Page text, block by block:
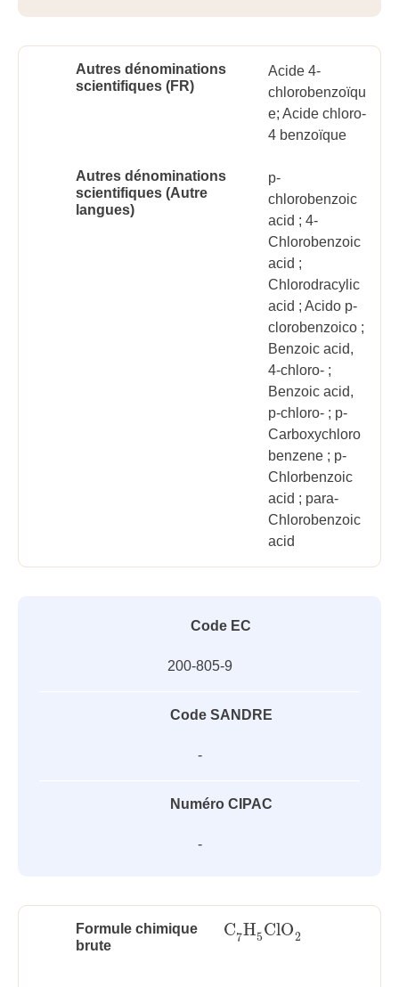
Autres dénominations
scientifiques (FR)
Acide 4-
chlorobenzoïqu
e; Acide chloro-
4 benzoïque
Autres dénominations
scientifiques (Autre
langues)
p-
chlorobenzoic
acid ; 4-
Chlorobenzoic
acid ;
Chlorodracylic
acid ; Acido p-
clorobenzoico ;
Benzoic acid,
4-chloro- ;
Benzoic acid,
p-chloro- ; p-
Carboxychloro
benzene ; p-
Chlorbenzoic
acid ; para-
Chlorobenzoic
acid
Code EC
200-805-9
Code SANDRE
-
Numéro CIPAC
-
Formule chimique
brute
C7H5ClO2
C7H5ClO2